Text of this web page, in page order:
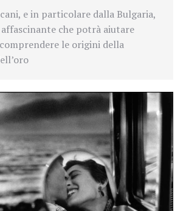
e in particolare dalla Bulgaria,
che potrà aiutare
le origini della